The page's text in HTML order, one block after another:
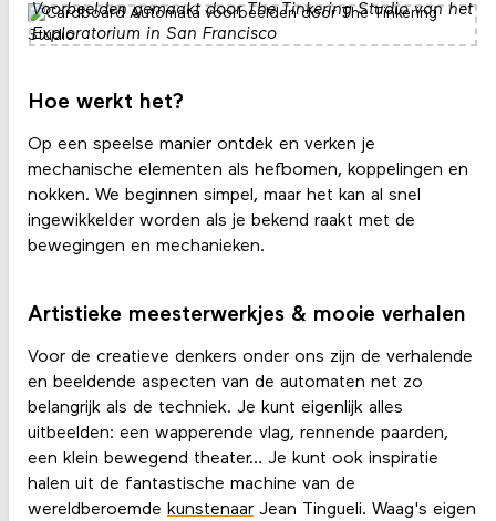
Voorbeelden gemaakt door The Tinkering Studio van het
Exploratorium in San Francisco
Hoe werkt het?
Op een speelse manier ontdek en verken je
mechanische elementen als hefbomen, koppelingen en
nokken. We beginnen simpel, maar het kan al snel
ingewikkelder worden als je bekend raakt met de
bewegingen en mechanieken.
Artistieke meesterwerkjes & mooie verhalen
Voor de creatieve denkers onder ons zijn de verhalende
en beeldende aspecten van de automaten net zo
belangrijk als de techniek. Je kunt eigenlijk alles
uitbeelden: een wapperende vlag, rennende paarden,
een klein bewegend theater… Je kunt ook inspiratie
halen uit de fantastische machine van de
wereldberoemde kunstenaarJean Tingueli. Waag's eigen